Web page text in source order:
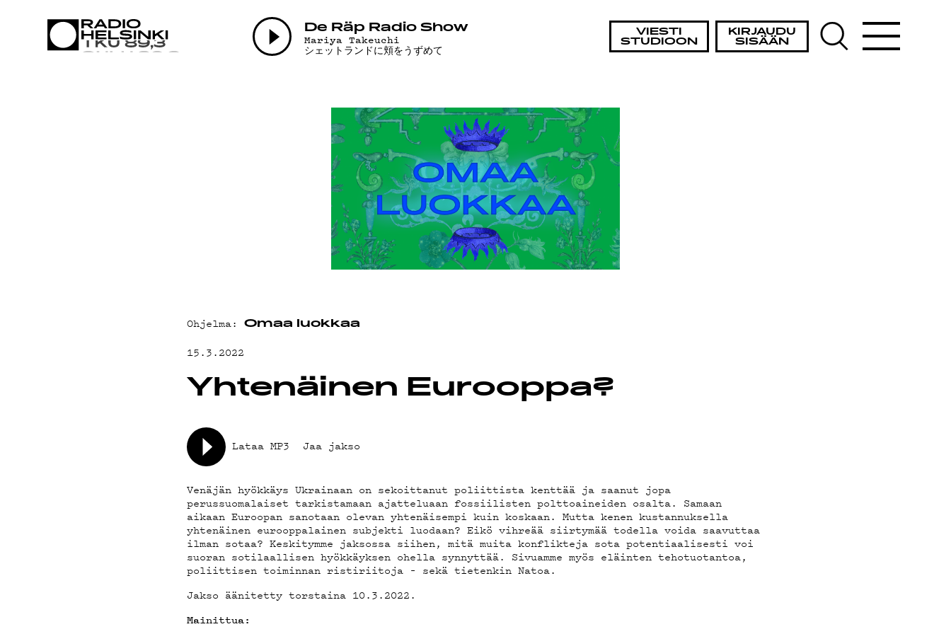
VIESTI
STUDIOON
KIRJAUDU
SISÄÄN
De Räp Radio Show
Mariya Takeuchi
シェットランドに頬をうずめて
AJANKOHTAISTA
MAINOSTA
YHTEYSTIEDOT
G LIVELAB
YSTÄVÄKLUBI
TIETOSUOJA
Ohjelma: Omaa luokkaa
15.3.2022
Yhtenäinen Eurooppa?
Lataa MP3 Jaa jakso
Venäjän hyökkäys Ukrainaan on sekoittanut poliittista kenttää ja saanut jopa
perussuomalaiset tarkistamaan ajatteluaan fossiilisten polttoaineiden osalta. Samaan
aikaan Euroopan sanotaan olevan yhtenäisempi kuin koskaan. Mutta kenen kustannuksella
yhtenäinen eurooppalainen subjekti luodaan? Eikö vihreää siirtymää todella voida saavuttaa
ilman sotaa? Keskitymme jaksossa siihen, mitä muita konflikteja sota potentiaalisesti voi
suoran sotilaallisen hyökkäyksen ohella synnyttää. Sivuamme myös eläinten tehotuotantoa,
poliittisen toiminnan ristiriitoja – sekä tietenkin Natoa.
Jakso äänitetty torstaina 10.3.2022.
Mainittua: